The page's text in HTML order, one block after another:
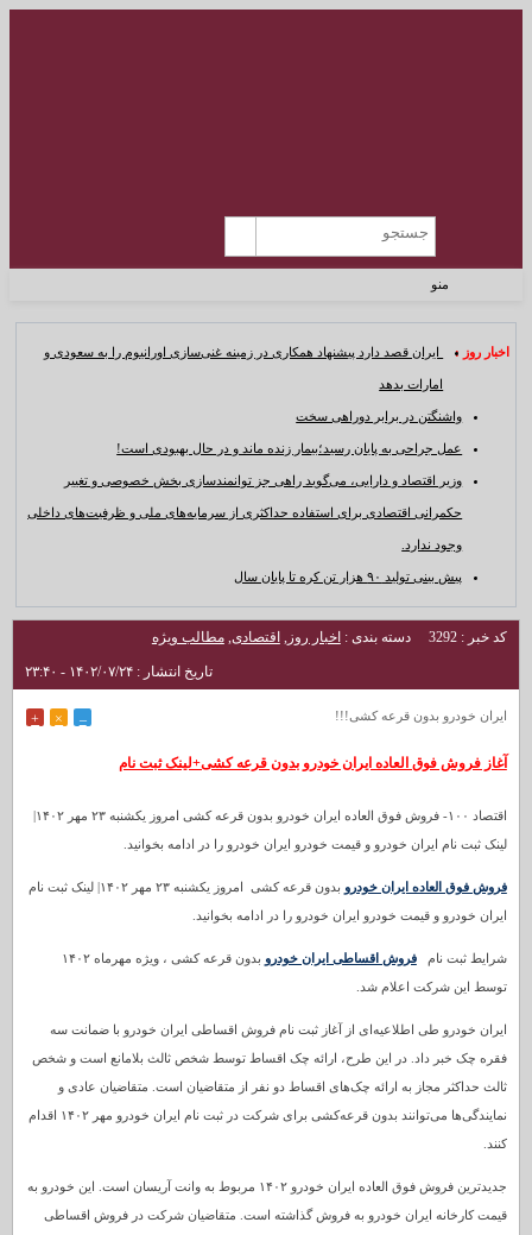
منو
اخبار روز : ایران قصد دارد پیشنهاد همکاری در زمینه غنی‌سازی اورانیوم را به سعودی و
امارات بدهد
واشنگتن در برابر دوراهی سخت
عمل جراحی به پایان رسید؛بیمار زنده ماند و در حال بهبودی است!
وزیر اقتصاد و دارایی، می‌گوید راهی جز توانمندسازی بخش خصوصی و تغییر
حکمرانی اقتصادی برای استفاده حداکثری از سرمایه‌های ملی و ظرفیت‌های داخلی
وجود ندارد.
پیش بینی تولید ۹۰ هزار تن کره تا پایان سال
کد خبر : 3292 دسته بندی : اخبار روز , اقتصادی,مطالب ویژه
تاریخ انتشار : ۱۴۰۲/۰۷/۲۴ - ۲۳:۴۰
–
×
+ ایران خودرو بدون قرعه کشی!!!
آغاز فروش فوق العاده ایران خودرو بدون قرعه کشی+لینک ثبت نام
لینک ثبت نام ایران خودرو و قیمت خودرو ایران خودرو را در ادامه بخوانید.
فروش فوق العاده ایران خودرو
بدون قرعه کشی امروز یکشنبه ۲۳ مهر ۱۴۰۲| لینک ثبت نام
ایران خودرو و قیمت خودرو ایران خودرو را در ادامه بخوانید.
شرایط ثبت نامفروش اقساطی ایران خودرو
بدون قرعه کشی ، ویژه مهرماه ۱۴۰۲
توسط این شرکت اعلام شد.
ایران خودرو طی اطلاعیه‌ای از آغاز ثبت نام فروش اقساطی ایران خودرو با ضمانت سه
فقره چک خبر داد. در این طرح، ارائه چک اقساط توسط شخص ثالث بلامانع است و شخص
ثالث حداکثر مجاز به ارائه چک‌های اقساط دو نفر از متقاضیان است. متقاضیان عادی و
نمایندگی‌ها می‌توانند بدون قرعه‌کشی برای شرکت در ثبت نام ایران خودرو مهر ۱۴۰۲ اقدام
کنند.​
جدیدترین فروش فوق العاده ایران خودرو ۱۴۰۲ مربوط به وانت آریسان است. این خودرو به
قیمت کارخانه ایران خودرو به فروش گذاشته است. متقاضیان شرکت در فروش اقساطی